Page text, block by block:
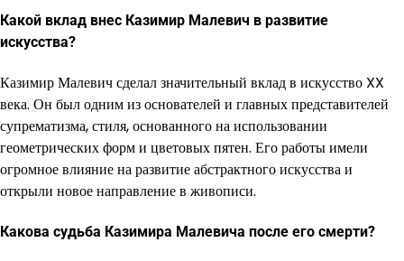
Какой вклад внес Казимир Малевич в развитие
искусства?
Казимир Малевич сделал значительный вклад в искусство XX
века. Он был одним из основателей и главных представителей
супрематизма, стиля, основанного на использовании
геометрических форм и цветовых пятен. Его работы имели
огромное влияние на развитие абстрактного искусства и
открыли новое направление в живописи.
Какова судьба Казимира Малевича после его смерти?